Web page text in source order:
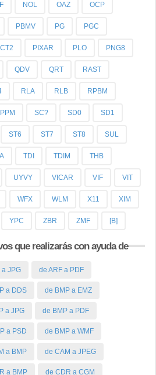
NOL OAZ OCP
PBMV PG PGC
PIXAR PLO PNG8
QDV QRT RAST
RLA RLB RPBM
SC? SD0 SD1
ST6 ST7 ST8 SUL
TDI TDIM THB
UYVY VICAR VIF VIT
WFX WLM X11 XIM
YPC ZBR ZMF [B]
que realizarás con ayuda de
a JPG de ARF a PDF
a DDS de BMP a EMZ
a JPG de BMP a PDF
a PSD de BMP a WMF
a BMP de CAM a JPEG
a BMP de CDR a CGM